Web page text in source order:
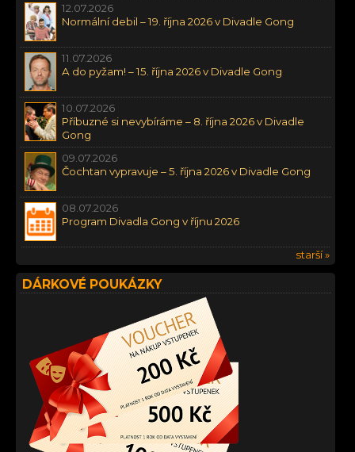
12.07.2026
Normální debil – 19. října 2026 v Divadle Gong
11.07.2026
A do pyžam! – 15. října 2026 v Divadle Gong
10.07.2026
Příbuzné si nevybíráme – 8. října 2026 v Divadle
Gong
09.07.2026
Čochtan vypravuje – 5. října 2026 v Divadle Gong
08.07.2026
Program Divadla Gong v říjnu 2026
starší »
DÁRKOVÉ POUKÁZKY